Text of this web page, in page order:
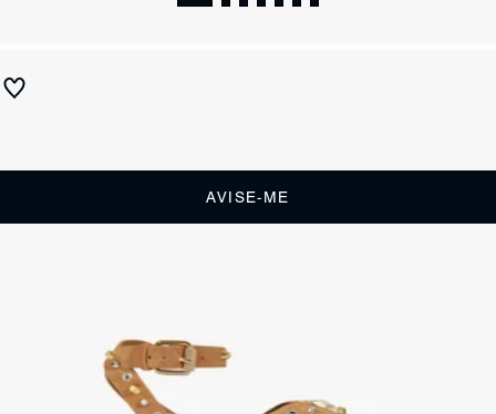
AVISE-ME
são o detalhe que dá toda a atitude ao design. O fechamento em
fivela no tornozelo garantem o conforto, sem abrir mão da elegância.
Uma escolha ousada para quem adora um look marcante e cheio de